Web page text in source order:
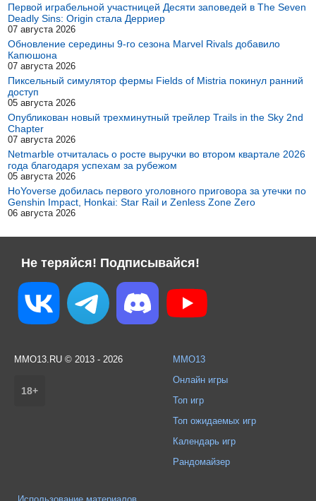
Первой играбельной участницей Десяти заповедей в The Seven
Deadly Sins: Origin стала Дерриер
07 августа 2026
Обновление середины 9-го сезона Marvel Rivals добавило
Капюшона
07 августа 2026
Пиксельный симулятор фермы Fields of Mistria покинул ранний
доступ
05 августа 2026
Опубликован новый трехминутный трейлер Trails in the Sky 2nd
Chapter
07 августа 2026
Netmarble отчиталась о росте выручки во втором квартале 2026
года благодаря успехам за рубежом
05 августа 2026
HoYoverse добилась первого уголовного приговора за утечки по
Genshin Impact, Honkai: Star Rail и Zenless Zone Zero
06 августа 2026
Не теряйся! Подписывайся!
MMO13.RU © 2013 - 2026
18+
MMO13
Онлайн игры
Топ игр
Топ ожидаемых игр
Календарь игр
Рандомайзер